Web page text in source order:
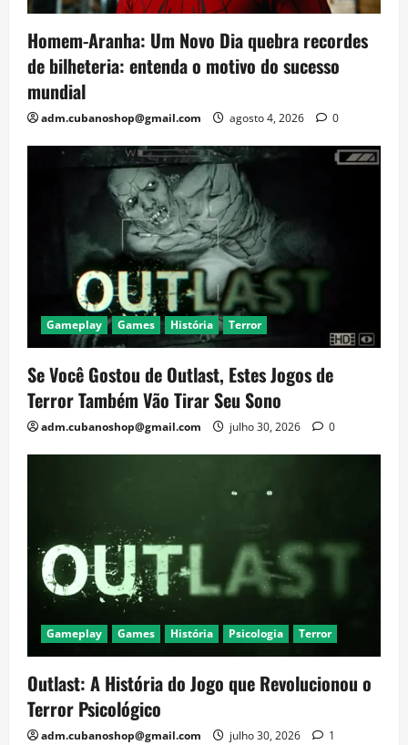
Homem-Aranha: Um Novo Dia quebra recordes
de bilheteria: entenda o motivo do sucesso
mundial
adm.cubanoshop@gmail.com agosto 4, 2026 0
Gameplay Games História Terror
Se Você Gostou de Outlast, Estes Jogos de
Terror Também Vão Tirar Seu Sono
adm.cubanoshop@gmail.com julho 30, 2026 0
Gameplay Games História Psicologia Terror
Outlast: A História do Jogo que Revolucionou o
Terror Psicológico
adm.cubanoshop@gmail.com julho 30, 2026 1